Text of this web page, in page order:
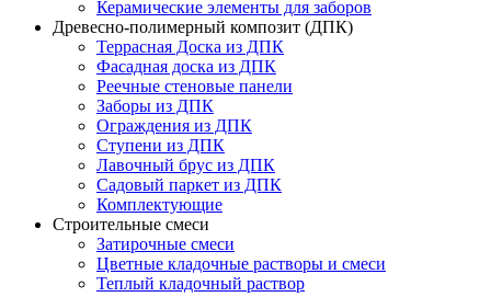
Керамические элементы для заборов
Древесно-полимерный композит (ДПК)
Террасная Доска из ДПК
Фасадная доска из ДПК
Реечные стеновые панели
Заборы из ДПК
Ограждения из ДПК
Ступени из ДПК
Лавочный брус из ДПК
Садовый паркет из ДПК
Комплектующие
Строительные смеси
Затирочные смеси
Цветные кладочные растворы и смеси
Теплый кладочный раствор